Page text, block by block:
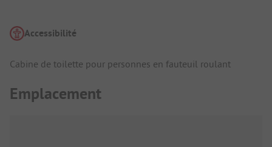
Accessibilité
Cabine de toilette pour personnes en fauteuil roulant
Emplacement